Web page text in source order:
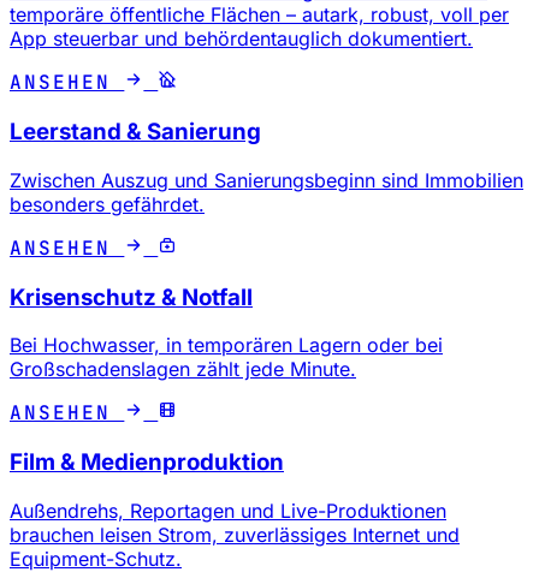
temporäre öffentliche Flächen – autark, robust, voll per
App steuerbar und behördentauglich dokumentiert.
ANSEHEN
Leerstand & Sanierung
Zwischen Auszug und Sanierungsbeginn sind Immobilien
besonders gefährdet.
ANSEHEN
Krisenschutz & Notfall
Bei Hochwasser, in temporären Lagern oder bei
Großschadenslagen zählt jede Minute.
ANSEHEN
Film & Medienproduktion
Außendrehs, Reportagen und Live-Produktionen
brauchen leisen Strom, zuverlässiges Internet und
Equipment-Schutz.